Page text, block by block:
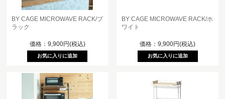
BY CAGE MICROWAVE RACK/ブ
ラック
価格：9,900円(税込)
BY CAGE MICROWAVE RACK/ホ
ワイト
価格：9,900円(税込)